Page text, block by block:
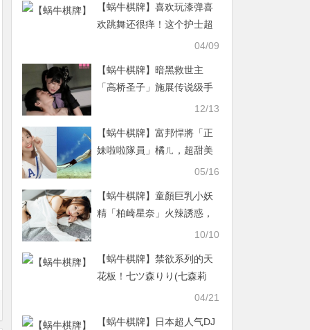
【蜗牛棋牌】喜欢玩漆弹喜
欢跳舞还很痒！这个护士超
04/09
【蜗牛棋牌】暗黑救世主
「高桥圣子」施展传说级手
技 强制男优「乳头喷射」完
12/13
【蜗牛棋牌】富邦悍將「正
妹啦啦隊員」橘ㄦ，超甜美
笑容活力四射，沒想到還是
05/16
【蜗牛棋牌】童顏巨乳小妖
精「柏崎星奈」火辣誘惑，
「惹火內衣造型」畫面太挑
10/10
【蜗牛棋牌】禁欲系列的天
花板！七ツ森りり(七森莉
莉)遭遇史上最严酷的考验！
04/21
【蜗牛棋牌】日本超人气DJ